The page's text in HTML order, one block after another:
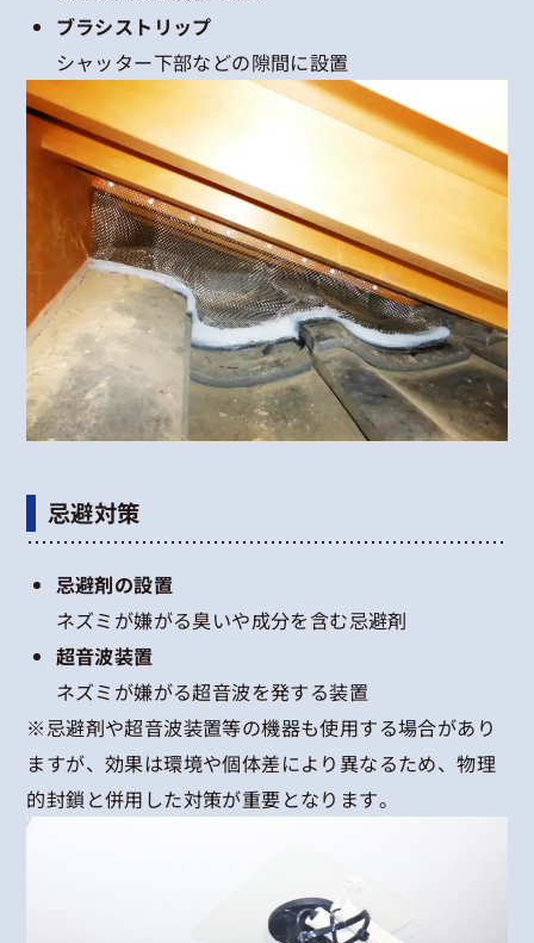
ブラシストリップ
シャッター下部などの隙間に設置
忌避対策
忌避剤の設置
ネズミが嫌がる臭いや成分を含む忌避剤
超音波装置
ネズミが嫌がる超音波を発する装置
※忌避剤や超音波装置等の機器も使用する場合があり
ますが、効果は環境や個体差により異なるため、物理
的封鎖と併用した対策が重要となります。